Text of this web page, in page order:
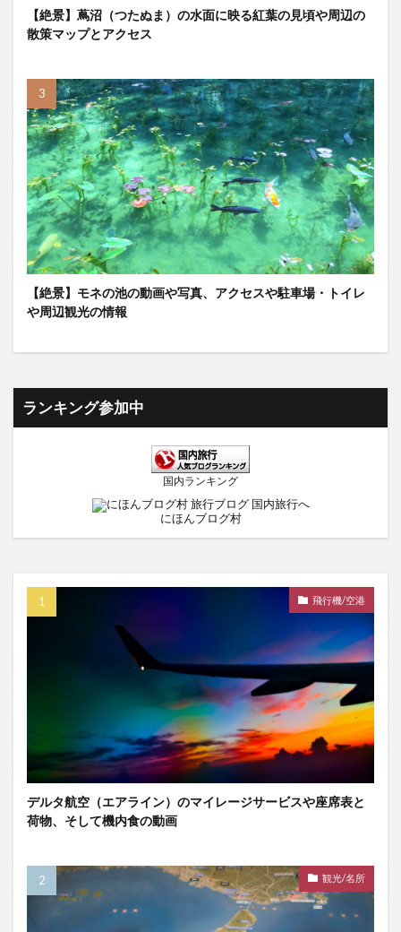
【絶景】蔦沼（つたぬま）の水面に映る紅葉の見頃や周辺の
散策マップとアクセス
【絶景】モネの池の動画や写真、アクセスや駐車場・トイレ
や周辺観光の情報
ランキング参加中
国内ランキング
にほんブログ村
飛行機/空港
デルタ航空（エアライン）のマイレージサービスや座席表と
荷物、そして機内食の動画
観光/名所